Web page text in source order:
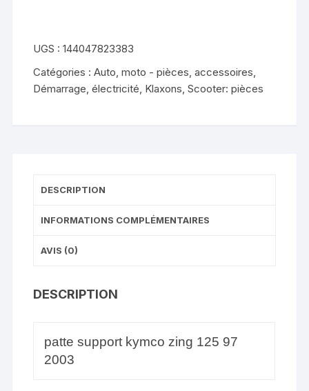
UGS :144047823383
Catégories :Auto, moto - pièces, accessoires
Démarrage, électricité Klaxons ,Scooter: pièces
DESCRIPTION
INFORMATIONS COMPLÉMENTAIRES
AVIS (0)
DESCRIPTION
patte support kymco zing 125 97
2003